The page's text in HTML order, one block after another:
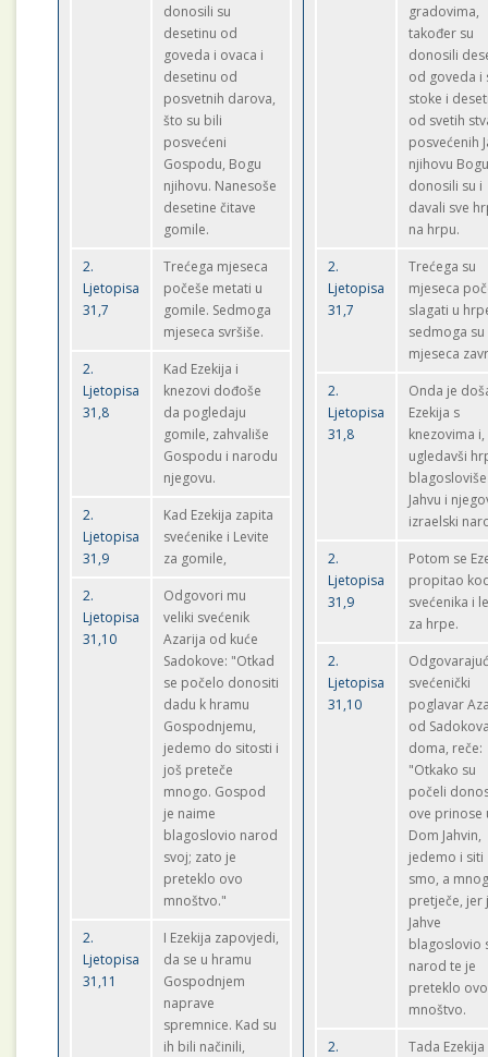
donosili su
desetinu od
goveda i ovaca i
desetinu od
posvetnih darova,
što su bili
posvećeni
Gospodu, Bogu
njihovu. Nanesoše
desetine čitave
gomile.
2.
Ljetopisa
31,7
Trećega mjeseca
počeše metati u
gomile. Sedmoga
mjeseca svršiše.
2.
Ljetopisa
31,8
Kad Ezekija i
knezovi dođoše
da pogledaju
gomile, zahvališe
Gospodu i narodu
njegovu.
2.
Ljetopisa
31,9
Kad Ezekija zapita
svećenike i Levite
za gomile,
2.
Ljetopisa
31,10
Odgovori mu
veliki svećenik
Azarija od kuće
Sadokove: "Otkad
se počelo donositi
dadu k hramu
Gospodnjemu,
jedemo do sitosti i
još preteče
mnogo. Gospod
je naime
blagoslovio narod
svoj; zato je
preteklo ovo
mnoštvo."
2.
Ljetopisa
31,11
I Ezekija zapovjedi,
da se u hramu
Gospodnjem
naprave
spremnice. Kad su
ih bili načinili,
gradovima,
također su
donosili
od goveda i
stoke i
od svetih
posvećenih
njihovu
donosili su i
davali sve
na hrpu.
2.
Ljetopisa
31,7
Trećega su
mjeseca
slagati u
sedmoga su
mjeseca
2.
Ljetopisa
31,8
Onda je
Ezekija s
knezovima i,
ugledavši
blagosloviše
Jahvu i
izraelski
2.
Ljetopisa
31,9
Potom se
propitao
svećenika i
za hrpe.
2.
Ljetopisa
31,10
svećenički
poglavar
od
doma, reče:
"Otkako su
počeli
ove prinose
Dom Jahvin,
jedemo i siti
smo, a
pretječe, jer
Jahve
blagoslovio
narod te je
preteklo ovo
mnoštvo.
2.
Tada Ezekija